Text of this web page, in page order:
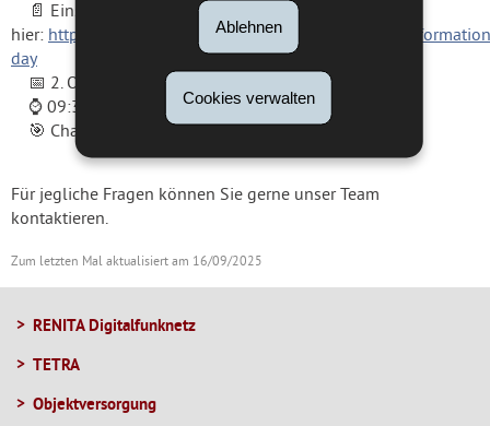
Ablehnen
Cookies verwalten
📄 Einschreibung
hier: https://identials.lu/myconnectivity/registration/
day
📅 2. Oktober 2025
⌚ 09:30 h – 11:30 h
🎯 Chambre des Métiers Luxembourg
Für jegliche Fragen können Sie gerne unser Team
kontaktieren.
Zum letzten Mal aktualisiert am 16/09/2025
NAVIGATIONSMENÜ
RENITA Digitalfunknetz
TETRA
Objektversorgung